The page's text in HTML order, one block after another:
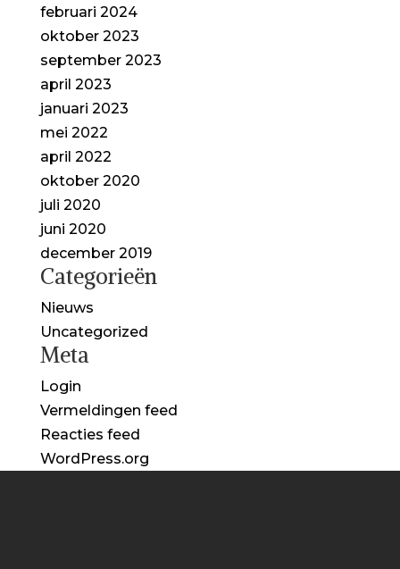
februari 2024
oktober 2023
september 2023
april 2023
januari 2023
mei 2022
april 2022
oktober 2020
juli 2020
juni 2020
december 2019
Categorieën
Nieuws
Uncategorized
Meta
Login
Vermeldingen feed
Reacties feed
WordPress.org